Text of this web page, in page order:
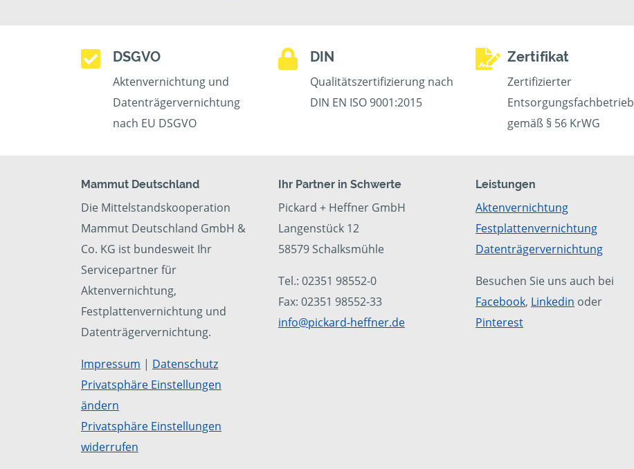
DSGVO
Aktenvernichtung und
Datenträgervernichtung
nach EU DSGVO
DIN
Qualitätszertifizierung nach
DIN EN ISO 9001:2015
Zertifikat
Zertifizierter
Entsorgungsfachbetrieb
gemäß § 56 KrWG
Mammut Deutschland
Die Mittelstandskooperation
Mammut Deutschland GmbH &
Co. KG ist bundesweit Ihr
Servicepartner für
Aktenvernichtung,
Festplattenvernichtung und
Datenträgervernichtung.
Impressum | Datenschutz
Privatsphäre Einstellungen
ändern
Privatsphäre Einstellungen
widerrufen
Ihr Partner in Schwerte
Pickard + Heffner GmbH
Langenstück 12
58579 Schalksmühle
Tel.: 02351 98552-0
Fax: 02351 98552-33
info@pickard-heffner.de
Leistungen
Aktenvernichtung
Festplattenvernichtung
Datenträgervernichtung
Besuchen Sie uns auch bei
Facebook, Linkedin oder
Pinterest